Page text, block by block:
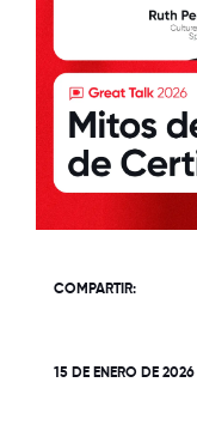
COMPARTIR:
15 DE ENERO DE 2026